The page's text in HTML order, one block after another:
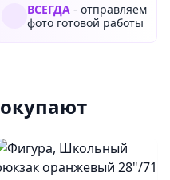
ВСЕГДА - отправляем
фото готовой работы